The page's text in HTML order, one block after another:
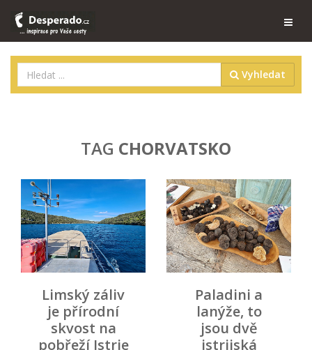
Vyhledat
TAG CHORVATSKO
Limský záliv
je přírodní
skvost na
pobřeží Istrie
Paladini a
lanýže, to
jsou dvě
istrijská